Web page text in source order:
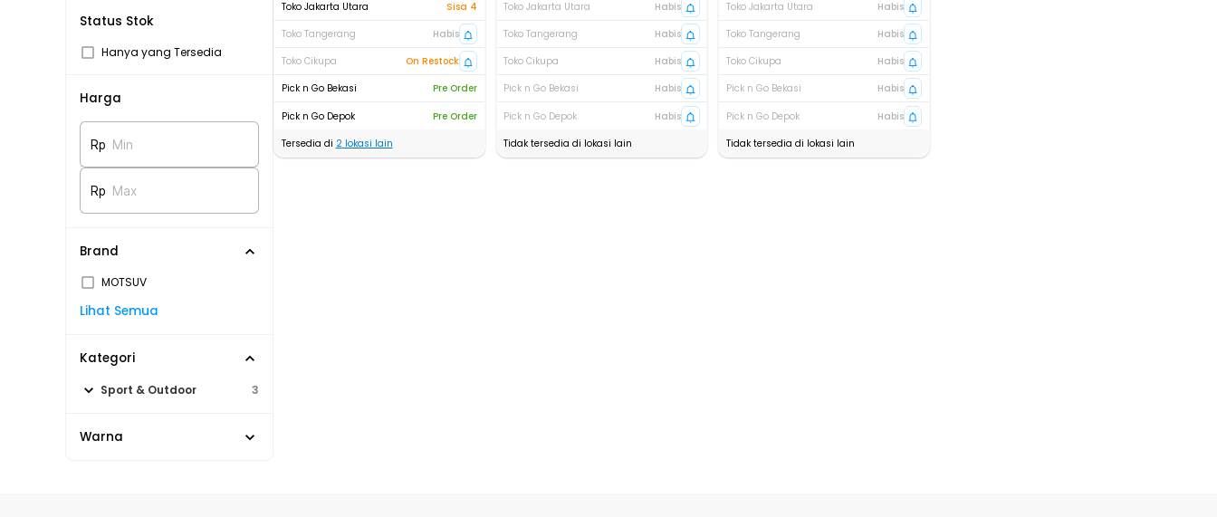
Status Stok
Hanya yang Tersedia
Harga
Rp Min
Rp Max
Brand
MOTSUV
Lihat Semua
Kategori
Sport & Outdoor 3
Warna
Toko Jakarta Utara
Sisa 4
Toko Tangerang
Habis
Toko Cikupa
On Restock
Pick n Go Bekasi
Pre Order
Pick n Go Depok
Pre Order
Tersedia di 2lokasi lain
Toko Jakarta Utara
Habis
Toko Tangerang
Habis
Toko Cikupa
Habis
Pick n Go Bekasi
Habis
Pick n Go Depok
Habis
Tidak tersedia di lokasi lain
Toko Jakarta Utara
Habis
Toko Tangerang
Habis
Toko Cikupa
Habis
Pick n Go Bekasi
Habis
Pick n Go Depok
Habis
Tidak tersedia di lokasi lain